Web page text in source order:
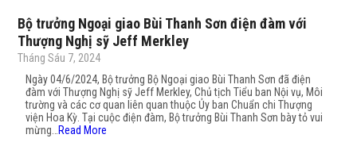
Bộ trưởng Ngoại giao Bùi Thanh Sơn điện đàm với
Thượng Nghị sỹ Jeff Merkley
Tháng Sáu 7, 2024
Ngày 04/6/2024, Bộ trưởng Bộ Ngoại giao Bùi Thanh Sơn đã điện
đàm với Thượng Nghị sỹ Jeff Merkley, Chủ tịch Tiểu ban Nội vụ, Môi
trường và các cơ quan liên quan thuộc Ủy ban Chuẩn chi Thượng
viện Hoa Kỳ. Tại cuộc điện đàm, Bộ trưởng Bùi Thanh Sơn bày tỏ vui
mừng… Read More